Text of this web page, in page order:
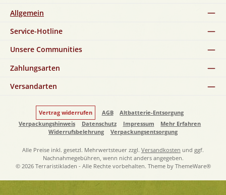
Allgemein
Service-Hotline
Unsere Communities
Zahlungsarten
Versandarten
Vertrag widerrufen AGB
Altbatterie-Entsorgung
Verpackungshinweis
Datenschutz Impressum
Mehr Erfahren
Widerrufsbelehrung
Verpackungsentsorgung
Alle Preise inkl. gesetzl. Mehrwertsteuer zzgl. Versandkosten und ggf.
Nachnahmegebühren, wenn nicht anders angegeben.
© 2026 Terraristikladen - Alle Rechte vorbehalten. Theme by ThemeWare®